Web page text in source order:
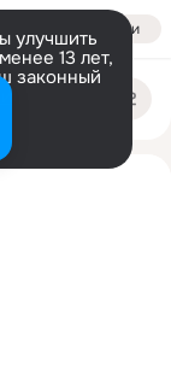
Войти
улучшить
13 лет,
законный